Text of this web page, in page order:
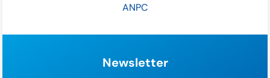
ANPC
Newsletter